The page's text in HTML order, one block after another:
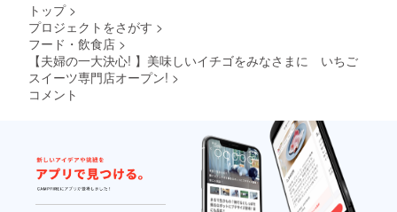
しま
月・8
月・9
月・10
月・11
月のい
づれか
トップ >
プロジェクトをさがす >
フード・飲食店 >
【夫婦の一大決心! 】美味しいイチゴをみなさまに いちご
スイーツ専門店オープン! >
コメント